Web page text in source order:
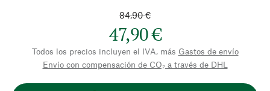
84,90 €
47,90 €
Todos los precios incluyen el IVA, más Gastos de envío
Envío con compensación de CO₂ a través de DHL